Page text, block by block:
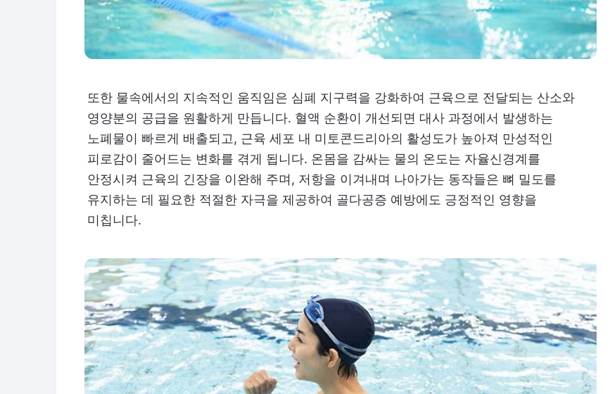
또한 물속에서의 지속적인 움직임은 심폐 지구력을 강화하여 근육으로 전달되는 산소와
영양분의 공급을 원활하게 만듭니다. 혈액 순환이 개선되면 대사 과정에서 발생하는
노폐물이 빠르게 배출되고, 근육 세포 내 미토콘드리아의 활성도가 높아져 만성적인
피로감이 줄어드는 변화를 겪게 됩니다. 온몸을 감싸는 물의 온도는 자율신경계를
안정시켜 근육의 긴장을 이완해 주며, 저항을 이겨내며 나아가는 동작들은 뼈 밀도를
유지하는 데 필요한 적절한 자극을 제공하여 골다공증 예방에도 긍정적인 영향을
미칩니다.